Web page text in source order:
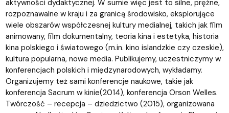
aktywności dydaktycznej. W sumie więc jest to silne, prężne,
rozpoznawalne w kraju i za granicą środowisko, eksplorujące
wiele obszarów współczesnej kultury medialnej, takich jak film
animowany, film dokumentalny, teoria kina i estetyka, historia
kina polskiego i światowego (m.in. kino islandzkie czy czeskie),
kultura popularna, nowe media. Publikujemy, uczestniczymy w
konferencjach polskich i międzynarodowych, wykładamy.
Organizujemy też sami konferencje naukowe, takie jak
konferencja Sacrum w kinie(2014), konferencja Orson Welles.
Twórczość – recepcja – dziedzictwo (2015), organizowana